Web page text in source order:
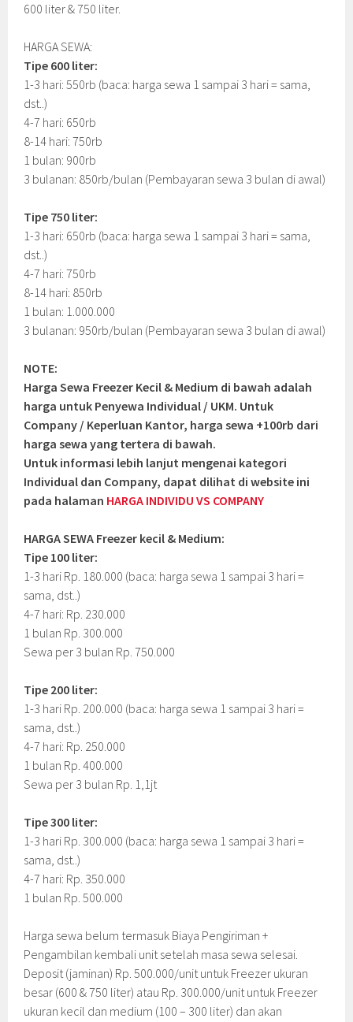
600 liter & 750 liter.
HARGA SEWA:
Tipe 600 liter:
1-3 hari: 550rb (baca: harga sewa 1 sampai 3 hari = sama,
dst..)
4-7 hari: 650rb
8-14 hari: 750rb
1 bulan: 900rb
3 bulanan: 850rb/bulan (Pembayaran sewa 3 bulan di awal)
Tipe 750 liter:
1-3 hari: 650rb (baca: harga sewa 1 sampai 3 hari = sama,
dst..)
4-7 hari: 750rb
8-14 hari: 850rb
1 bulan: 1.000.000
3 bulanan: 950rb/bulan (Pembayaran sewa 3 bulan di awal)
NOTE:
Harga Sewa Freezer Kecil & Medium di bawah adalah
harga untuk Penyewa Individual / UKM. Untuk
Company / Keperluan Kantor, harga sewa +100rb dari
harga sewa yang tertera di bawah.
Untuk informasi lebih lanjut mengenai kategori
Individual dan Company, dapat dilihat di website ini
pada halaman HARGA INDIVIDU VS COMPANY
HARGA SEWA Freezer kecil & Medium:
Tipe 100 liter:
1-3 hari Rp. 180.000 (baca: harga sewa 1 sampai 3 hari =
sama, dst..)
4-7 hari: Rp. 230.000
1 bulan Rp. 300.000
Sewa per 3 bulan Rp. 750.000
Tipe 200 liter:
1-3 hari Rp. 200.000 (baca: harga sewa 1 sampai 3 hari =
sama, dst..)
4-7 hari: Rp. 250.000
1 bulan Rp. 400.000
Sewa per 3 bulan Rp. 1,1jt
Tipe 300 liter:
1-3 hari Rp. 300.000 (baca: harga sewa 1 sampai 3 hari =
sama, dst..)
4-7 hari: Rp. 350.000
1 bulan Rp. 500.000
Harga sewa belum termasuk Biaya Pengiriman +
Pengambilan kembali unit setelah masa sewa selesai.
Deposit (jaminan) Rp. 500.000/unit untuk Freezer ukuran
besar (600 & 750 liter) atau Rp. 300.000/unit untuk Freezer
ukuran kecil dan medium (100 – 300 liter) dan akan